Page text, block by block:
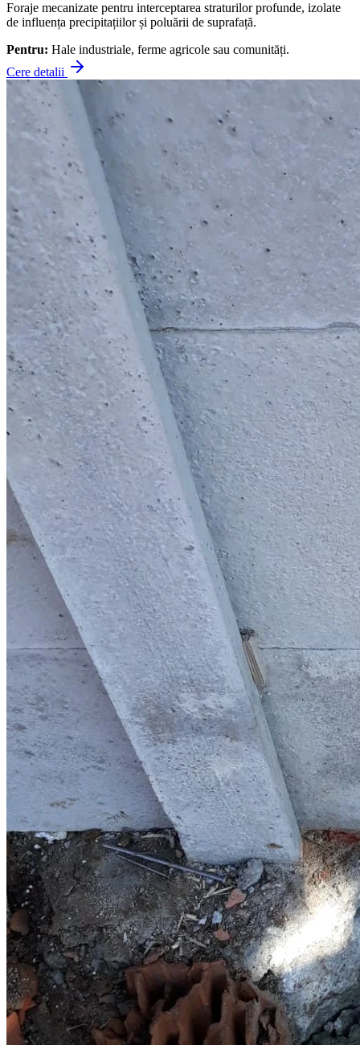
Foraje mecanizate pentru interceptarea straturilor profunde, izolate
de influența precipitațiilor și poluării de suprafață.
Pentru: Hale industriale, ferme agricole sau comunități.
Cere detalii